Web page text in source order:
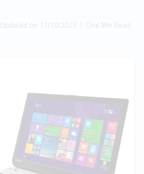
Updated on 11/10/2023
One Min Read